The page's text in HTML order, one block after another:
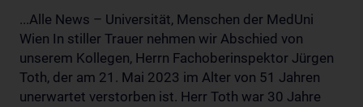
...Alle News – Universität, Menschen der MedUni
Wien In stiller Trauer nehmen wir Abschied von
unserem Kollegen, Herrn Fachoberinspektor Jürgen
Toth, der am 21. Mai 2023 im Alter von 51 Jahren
unerwartet verstorben ist. Herr Toth war 30 Jahre